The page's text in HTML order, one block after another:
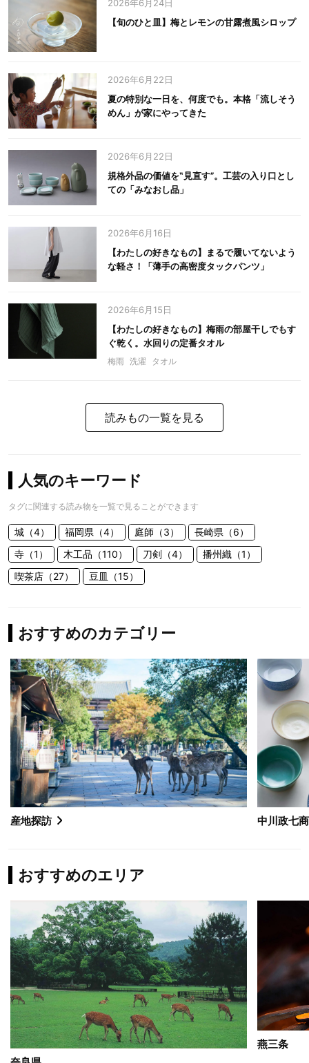
2026年6月24日
【旬のひと皿】梅とレモンの甘露煮風シロップ
2026年6月22日
夏の特別な一日を、何度でも。本格「流しそう
めん」が家にやってきた
2026年6月22日
規格外品の価値を‟見直す”。工芸の入り口とし
ての「みなおし品」
2026年6月16日
【わたしの好きなもの】まるで履いてないよう
な軽さ！「薄手の高密度タックパンツ」
2026年6月15日
【わたしの好きなもの】梅雨の部屋干しでもす
ぐ乾く。水回りの定番タオル
梅雨 洗濯 タオル
読みもの一覧を見る
人気のキーワード
タグに関連する読み物を一覧で見ることができます
城（4） 福岡県（4） 庭師（3）
長崎県（6）
寺（1）
木工品（110） 刀剣（4）
播州織（1）
喫茶店（27）
豆皿（15）
おすすめのカテゴリー
産地探訪 中川政七
おすすめのエリア
燕三条